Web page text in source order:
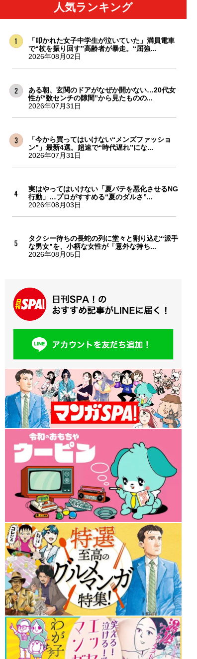
人気ランキング
「叩かれた女子中学生が泣いていた」満員電車
で“杖を振り回す”高齢者が暴走。“屈強...
2026年08月02日
ある朝、玄関のドアがなぜか開かない…20代女
性が“数センチの隙間”から見たものの...
2026年07月31日
「今から買ってはいけない“メンズファッショ
ン”」最新4選。超速で“時代遅れ”にな...
2026年07月31日
実はやってはいけない「夏バテを悪化させるNG
行動」…プロがすすめる“夏のダルさ”...
2026年08月03日
タクシー待ちの長蛇の列に堂々と割り込む“派手
な男女”を、小柄な女性が「意外な持ち...
2026年08月05日